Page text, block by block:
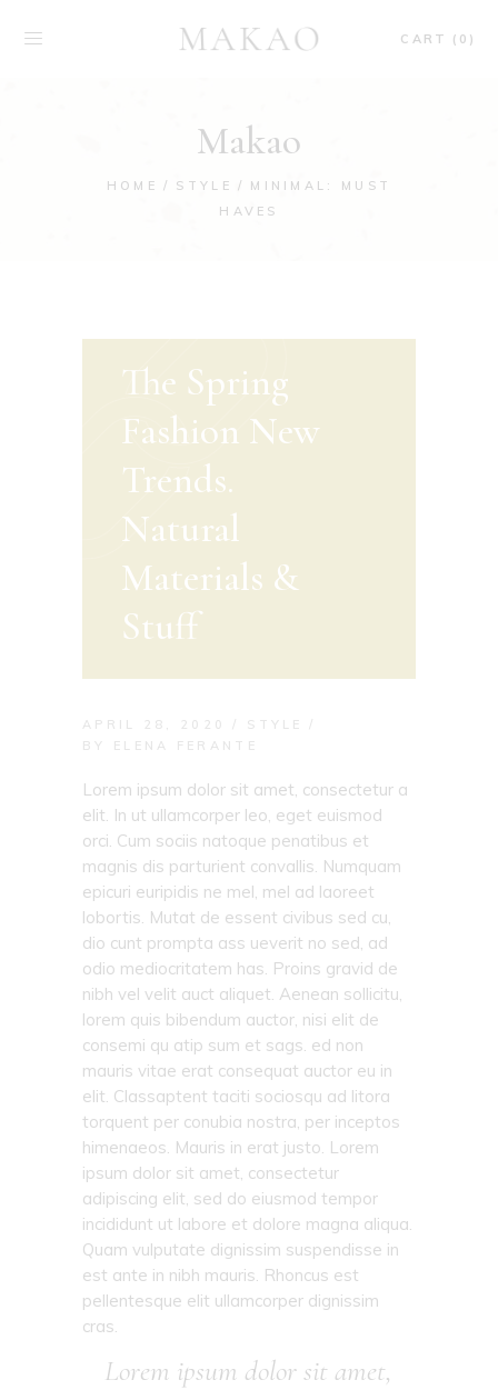
CART (0)
Makao
HOME STYLE
MINIMAL: MUST
HAVES
The Spring
Fashion New
Trends.
Natural
Materials &
Stuff
APRIL 28, 2020
STYLE
BY
ELENA FERANTE
Lorem ipsum dolor sit amet, consectetur a
elit. In ut ullamcorper leo, eget euismod
orci. Cum sociis natoque penatibus et
magnis dis parturient convallis. Numquam
epicuri euripidis ne mel, mel ad laoreet
lobortis. Mutat de essent civibus sed cu,
dio cunt prompta ass ueverit no sed, ad
odio mediocritatem has. Proins gravid de
nibh vel velit auct aliquet. Aenean sollicitu,
lorem quis bibendum auctor, nisi elit de
consemi qu atip sum et sags. ed non
mauris vitae erat consequat auctor eu in
elit. Classaptent taciti sociosqu ad litora
torquent per conubia nostra, per inceptos
himenaeos. Mauris in erat justo. Lorem
ipsum dolor sit amet, consectetur
adipiscing elit, sed do eiusmod tempor
incididunt ut labore et dolore magna aliqua.
Quam vulputate dignissim suspendisse in
est ante in nibh mauris. Rhoncus est
pellentesque elit ullamcorper dignissim
cras.
Lorem ipsum dolor sit amet,